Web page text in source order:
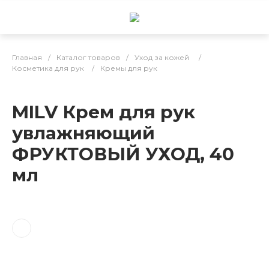
Главная / Каталог товаров / Уход за кожей
/
Косметика для рук
/ Кремы для рук
MILV Крем для рук
увлажняющий
ФРУКТОВЫЙ УХОД, 40
мл